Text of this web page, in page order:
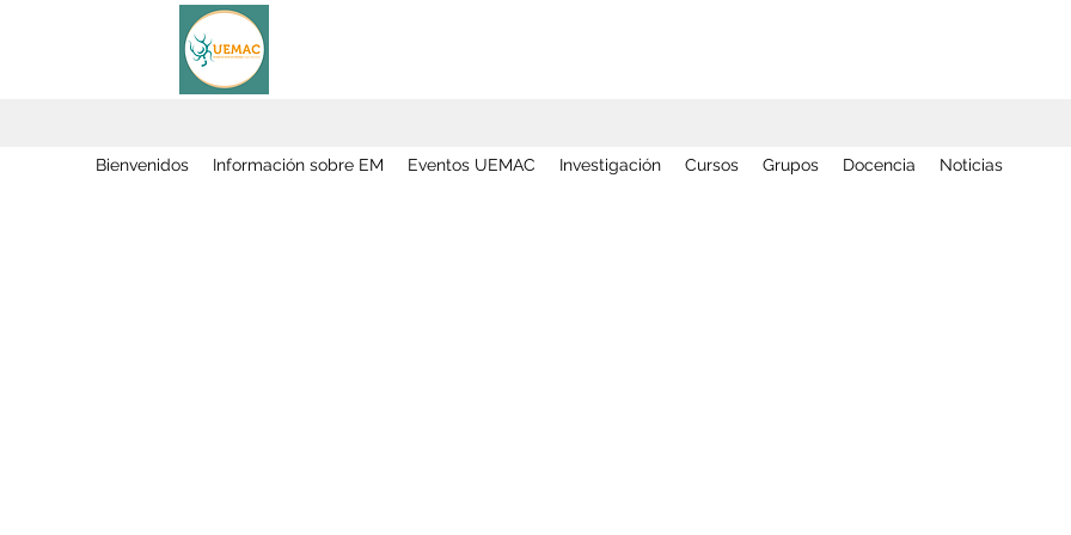
Bienvenidos Información sobre EM Eventos UEMAC Investigación Cursos Grupos Docencia Noticias